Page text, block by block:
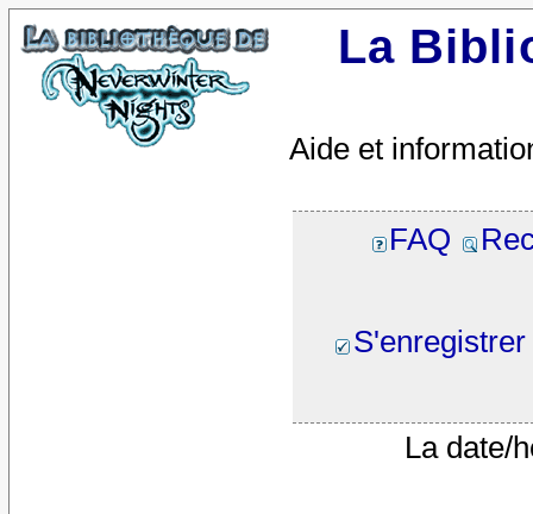
La
Aide et
FAQ
S'enregistrer
La date/